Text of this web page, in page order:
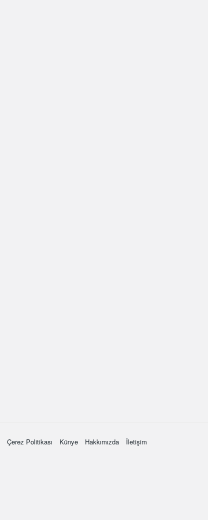
Çerez Politikası Künye Hakkımızda İletişim